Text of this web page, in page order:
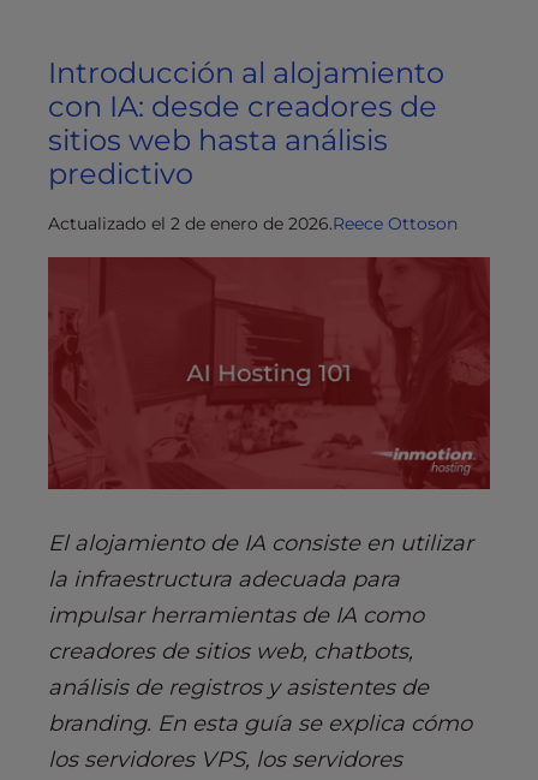
Introducción al alojamiento
con IA: desde creadores de
sitios web hasta análisis
predictivo
Actualizado el 2 de enero de 2026.Reece Ottoson
El alojamiento de IA consiste en utilizar
la infraestructura adecuada para
impulsar herramientas de IA como
creadores de sitios web, chatbots,
análisis de registros y asistentes de
branding. En esta guía se explica cómo
los servidores VPS, los servidores